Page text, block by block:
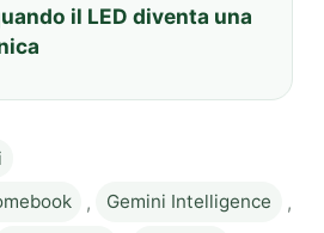
il LED diventa una
, Gemini Intelligence
,